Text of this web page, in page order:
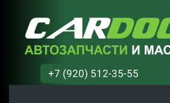
+7 (920) 512-35-55